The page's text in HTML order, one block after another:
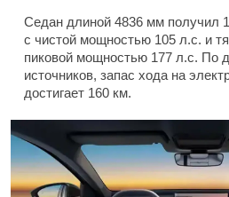
Седан длиной 4836 мм получил
с чистой мощностью 105 л.с. и
пиковой мощностью 177 л.с. По
источников, запас хода на
достигает 160 км.